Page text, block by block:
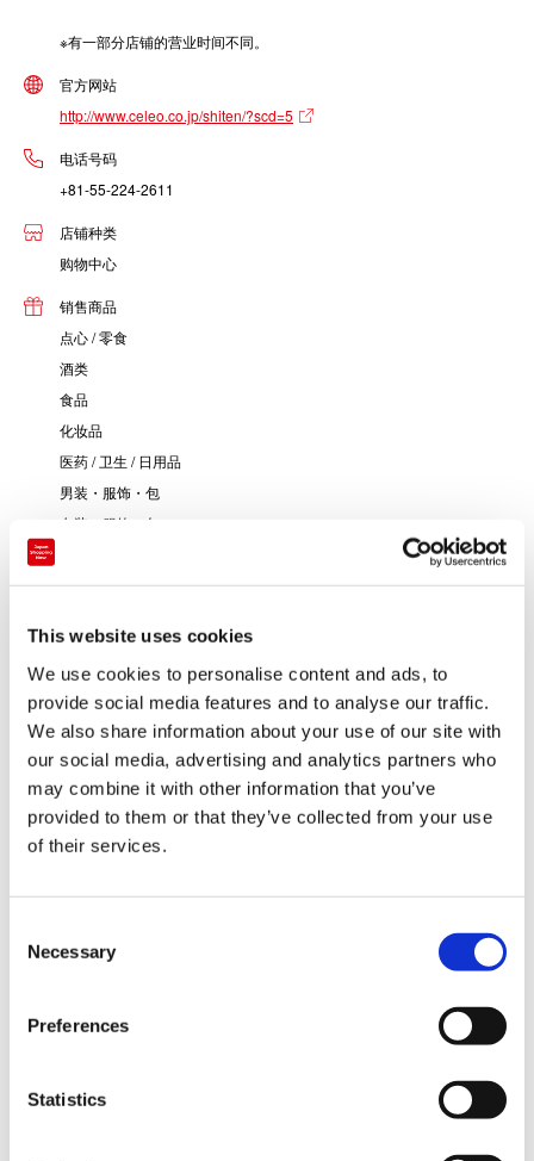
This website uses cookies
We use cookies to personalise content and ads, to
provide social media features and to analyse our traffic.
We also share information about your use of our site with
our social media, advertising and analytics partners who
may combine it with other information that you’ve
provided to them or that they’ve collected from your use
of their services.
Necessary
Preferences
Statistics
※有一部分店铺的营业时间不同。
官方网站
http://www.celeo.co.jp/shiten/?scd=5
电话号码
+81-55-224-2611
店铺种类
购物中心
销售商品
点心 / 零食
酒类
食品
化妆品
医药 / 卫生 / 日用品
男装・服饰・包
女装・服饰・包
书籍 / 文具
艺术 / 传统工艺
其他